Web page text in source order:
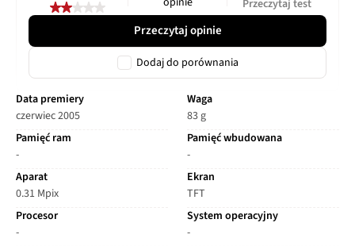
Przeczytaj test
Przeczytaj opinie
Dodaj do porównania
Data premiery
czerwiec 2005
Pamięć ram
-
Aparat
0.31 Mpix
Procesor
-
Waga
83 g
Pamięć wbudowana
-
Ekran
TFT
System operacyjny
-